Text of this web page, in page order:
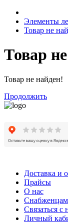
Элементы
Товар не
Товар
Товар не найден!
Продолжить
Доставка и
Прайсы
О нас
Снабженцам
Связаться с
Личный